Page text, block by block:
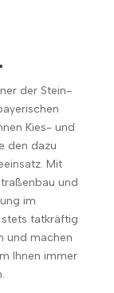
der Stein-
Kies- und
den dazu
Mit
und
im
tatkräftig
und machen
Ihnen immer